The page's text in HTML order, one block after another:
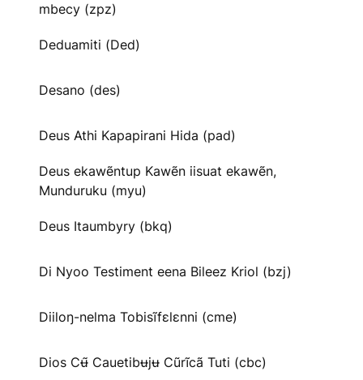
mbecy (zpz)
Deduamiti (Ded)
Desano (des)
Deus Athi Kapapirani Hida (pad)
Deus ekawẽntup Kawẽn iisuat ekawẽn,
Munduruku (myu)
Deus Itaumbyry (bkq)
Di Nyoo Testiment eena Bileez Kriol (bzj)
Diiloŋ-nelma Tobisĩfɛlɛnni (cme)
Dios Cʉ̃ Cauetibʉjʉ Cũrĩcã Tuti (cbc)